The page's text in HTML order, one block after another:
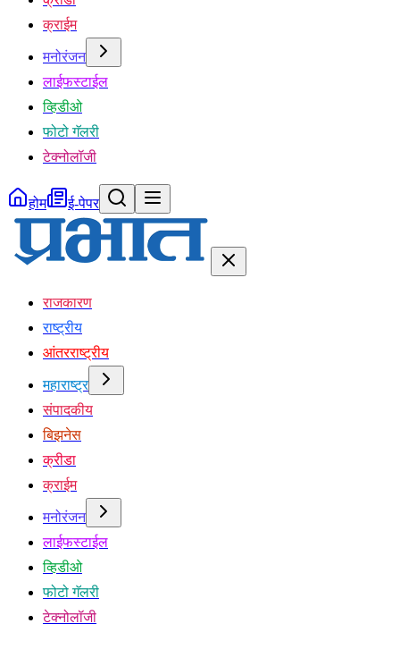
क्राईम
मनोरंजन
लाईफस्टाईल
व्हिडीओ
फोटो गॅलरी
टेक्नोलॉजी
होम ई-पेपर
राजकारण
राष्ट्रीय
आंतरराष्ट्रीय
महाराष्ट्र
संपादकीय
बिझनेस
क्रीडा
क्राईम
मनोरंजन
लाईफस्टाईल
व्हिडीओ
फोटो गॅलरी
टेक्नोलॉजी